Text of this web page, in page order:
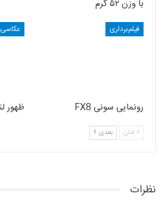
با وزن ۵۲ گرم
فیلم‌برداری
رونمایی سونی FX8
عکاسی
ظهور
قبلی بعدی
نظرات